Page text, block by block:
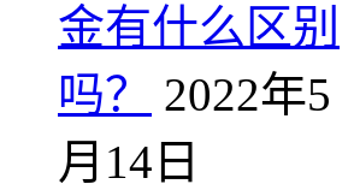
金有什么区别
吗？
2022年5
月14日